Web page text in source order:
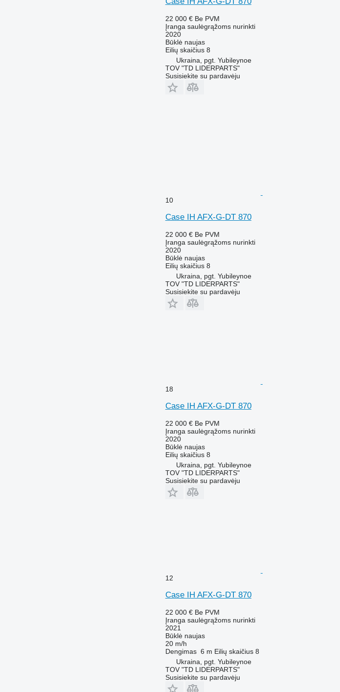
22 000 € Be PVM
Įranga saulėgrąžoms nurinkti
2020
Būklėnaujas
Eilių skaičius 8
Ukraina, pgt. Yubileynoe
TOV "TD LIDERPARTS"
Susisiekite su pardavėju
10
Case IH AFX-G-DT 870
22 000 € Be PVM
Įranga saulėgrąžoms nurinkti
2020
Būklėnaujas
Eilių skaičius 8
Ukraina, pgt. Yubileynoe
TOV "TD LIDERPARTS"
Susisiekite su pardavėju
18
Case IH AFX-G-DT 870
22 000 € Be PVM
Įranga saulėgrąžoms nurinkti
2020
Būklėnaujas
Eilių skaičius 8
Ukraina, pgt. Yubileynoe
TOV "TD LIDERPARTS"
Susisiekite su pardavėju
12
Case IH AFX-G-DT 870
22 000 € Be PVM
Įranga saulėgrąžoms nurinkti
2021
Būklėnaujas
20 m/h
Dengimas 6 m Eilių skaičius 8
Ukraina, pgt. Yubileynoe
TOV "TD LIDERPARTS"
Susisiekite su pardavėju